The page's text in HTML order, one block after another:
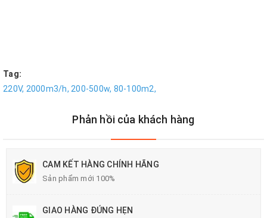
Tag:
220V, 2000m3/h, 200-500w, 80-100m2,
Phản hồi của khách hàng
CAM KẾT HÀNG CHÍNH HÃNG
Sản phẩm mới 100%
GIAO HÀNG ĐÚNG HẸN